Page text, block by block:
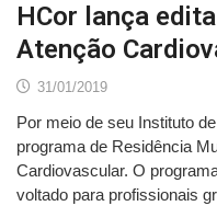
HCor lança
Atenção
31/01/2019
Por meio de seu Instituto
programa de Residência
Cardiovascular. O
voltado para profissionais